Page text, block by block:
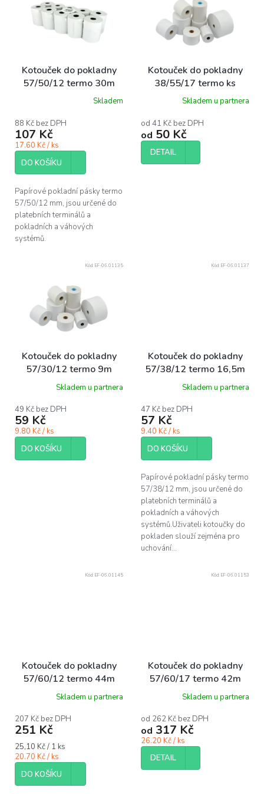
ů
Kotouček do pokladny
57/50/12 termo 30m
Skladem
88 Kč bez DPH
107 Kč
17.60 Kč / ks
DO KOŠÍKU
Papírové pokladní pásky termo
57/50/12 mm, jsou určené do
platebních terminálů a
pokladních a váhových
systémů.
Kotouček do pokladny
38/55/17 termo ks
Skladem u partnera
od 41 Kč bez DPH
od 50 Kč
DETAIL
Kotouček do pokladny
57/30/12 termo 9m
bal/5 ks
Skladem u partnera
49 Kč bez DPH
59 Kč
9.80 Kč / ks
DO KOŠÍKU
Kód: EF-06.01135
Kotouček do pokladny
57/38/12 termo 16,5m
ideal pack® ba1/5 ks
Skladem u partnera
47 Kč bez DPH
57 Kč
9.40 Kč / ks
DO KOŠÍKU
Papírové pokladní pásky termo
57/38/12 mm, jsou určené do
platebních terminálů a
pokladních a váhových
systémů.Uživateli kotoučky do
pokladen slouží zejména pro
uchování...
Kód: EF-06.01137
Kotouček do pokladny
57/60/12 termo 44m
bal/10 ks
Skladem u partnera
207 Kč bez DPH
251 Kč
Měrná
cena:
25,10 Kč / 1 ks
20.70 Kč / ks
DO KOŠÍKU
Kód: EF-06.01145
Kotouček do pokladny
57/60/17 termo 42m
bal/10 ks
Skladem u partnera
od 262 Kč bez DPH
od 317 Kč
26.20 Kč / ks
DETAIL
Kód: EF-06.01153